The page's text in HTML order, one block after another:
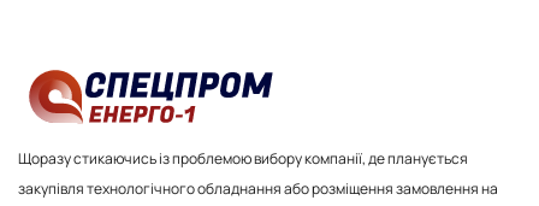
Щоразу стикаючись із проблемою вибору компанії, де планується
закупівля технологічного обладнання або розміщення замовлення на